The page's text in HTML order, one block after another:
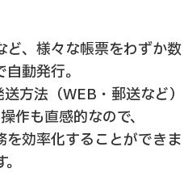
、様々な帳票をわずか数
動発行。
方法（WEB・郵送など）
作も直感的なので、
効率化することができま